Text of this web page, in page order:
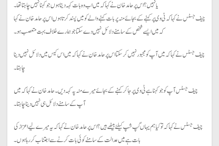
یا نہیں؟ اس پر حامد خان نے کہا کہ میں اب وہ بات کہہ دیتا ہوں جو کہنا نہیں چاہتاتھا۔
چیف جسٹس نے کہا کہ ٹی وی پر کہنے کے بجائے منہ پر بات کہنے والے کو میں پسند کرتا ہوں اس پر حامد خان نے کہا
کہ میں ایسے شخص کے سامنے دلائل نہیں دے سکتا جو ہمارے خلاف بہت متعصب ہو۔
چیف جسٹس نے کہا کہ میں آپ کو مجبور نہیں کرسکتا اس پر حامد خان نے کہا کہ میں اس کیس میں دلائل نہیں دینا
چاہتا۔
چیف جسٹس آپ کو جو کہنا ہے ٹی وی پر جا کر کہنے کے بجائے میرے منہ پہ کہہ دیں۔ حامد خان نے کہا کہ میں
آپ کے سامنے دلائل ہی نہیں دینا چاہتا۔
چیف جسٹس نے کہا کہ تو کیا ہم یہاں گپ شپ کیلئے بیٹھے ہیں؟ اس پر حامد خان نے کہا کہ یہ میرے لیے اعزاز کی
بات ہے میں عدالت کے سامنے کوئی بات کرنے سے اجتناب کر رہا ہوں۔